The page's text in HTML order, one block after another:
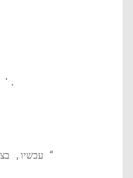
'.
3. עכשיו, בצד שמאל, אתה צריך ללחוץ על “